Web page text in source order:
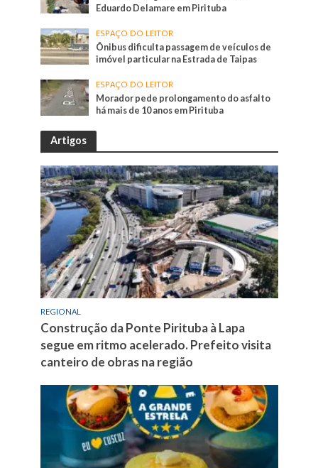
Eduardo Delamare em Pirituba
ESPAÇO DO LEITOR
Ônibus dificulta passagem de veículos de
imóvel particular na Estrada de Taipas
ESPAÇO DO LEITOR
Morador pede prolongamento do asfalto
há mais de 10 anos em Pirituba
Artigos
REGIONAL
Construção da Ponte Pirituba à Lapa
segue em ritmo acelerado. Prefeito visita
canteiro de obras na região